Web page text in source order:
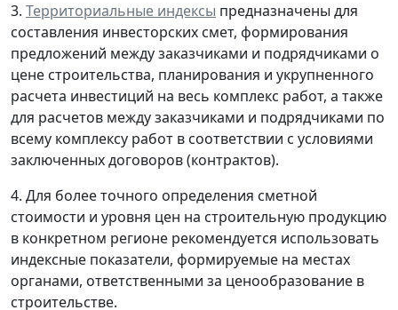
3. Территориальные индексы предназначены для
составления инвесторских смет, формирования
предложений между заказчиками и подрядчиками о
цене строительства, планирования и укрупненного
расчета инвестиций на весь комплекс работ, а также
для расчетов между заказчиками и подрядчиками по
всему комплексу работ в соответствии с условиями
заключенных договоров (контрактов).
4. Для более точного определения сметной
стоимости и уровня цен на строительную продукцию
в конкретном регионе рекомендуется использовать
индексные показатели, формируемые на местах
органами, ответственными за ценообразование в
строительстве.